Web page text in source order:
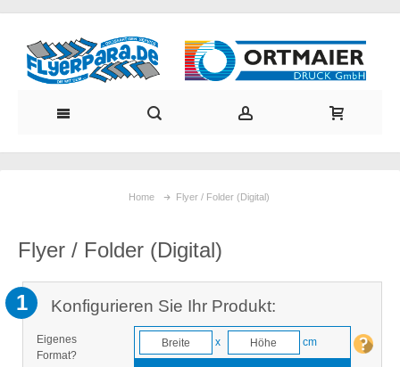
Home Flyer / Folder (Digital)
Flyer / Folder (Digital)
1 Konfigurieren Sie Ihr Produkt:
Eigenes
Format?
x cm